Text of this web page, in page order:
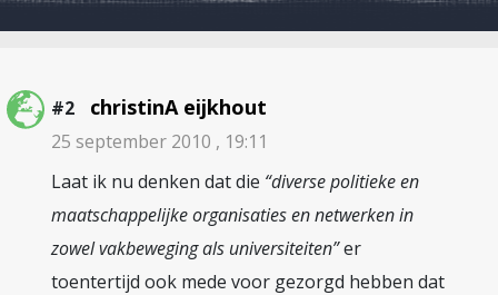
#2 christinA eijkhout
25 september 2010 , 19:11
Laat ik nu denken dat die “diverse politieke en
maatschappelijke organisaties en netwerken in
zowel vakbeweging als universiteiten”er
toentertijd ook mede voor gezorgd hebben dat